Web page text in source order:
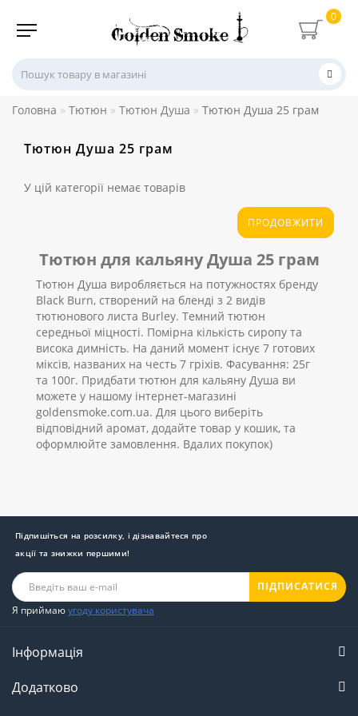
0
Головна Тютюн Тютюн Душа Тютюн Душа 25 грам
Тютюн Душа 25 грам
У цій категорії немає товарів
ПРОДОВЖИТИ
Тютюн для кальяну Душа 25 грам
Тютюн Душа виробляється на потужностях бренду
Black Burn, створений на бленді з 2 видів
тютюнового листа Burley. Темний тютюн
середньої міцності. Помірна кількість сиропу та
висока димність. На даний момент існує 7 готових
міксів, названих на честь 7 гріхів. Фасування: 25г
та 100г. Придбати тютюн для кальяну Душа ви
можете у нашому інтернет-магазині
goldensmoke.com.ua. Для цього виберіть
відповідний аромат, додайте товар у кошик, та
оформлюйте замовлення. Вдалих покупок)
Підпишіться на розсилку, і дізнавайтеся про
акції та знижки першими!
ПІДПИСАТИСЯ
Я приймаюугоду користувача
Інформація
Додатково